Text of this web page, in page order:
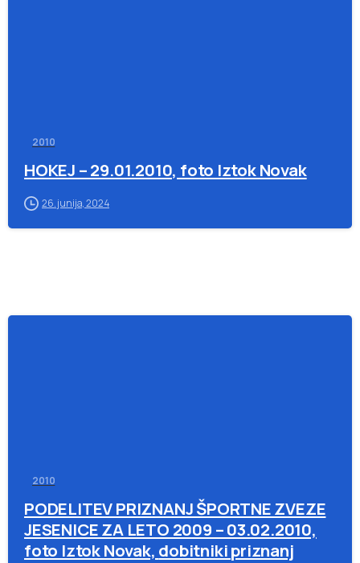
2010
HOKEJ – 29.01.2010, foto Iztok Novak
26. junija, 2024
2010
PODELITEV PRIZNANJ ŠPORTNE ZVEZE
JESENICE ZA LETO 2009 – 03.02.2010,
foto Iztok Novak, dobitniki priznanj